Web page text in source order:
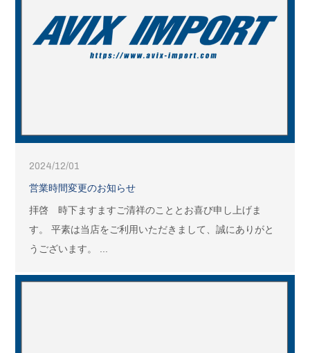
2024/12/01
営業時間変更のお知らせ
拝啓 時下ますますご清祥のこととお喜び申し上げま
す。 平素は当店をご利用いただきまして、誠にありがと
うございます。 ...